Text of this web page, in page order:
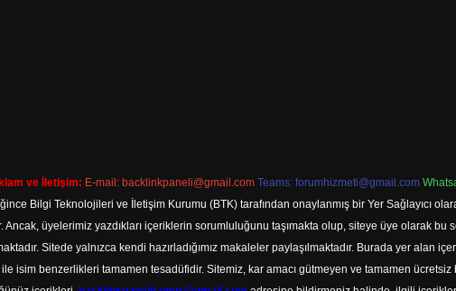
ve İletişim: E-mail: backlinkpaneli@gmail.com Teams: forumhizmeti@gmail.com
Bilgi Teknolojileri ve İletişim Kurumu (BTK) tarafından onaylanmış bir Yer Sağlayıcı
Ancak, üyelerimiz yazdıkları içeriklerin sorumluluğunu taşımakta olup, siteye üye olarak
Sitede yalnızca kendi hazırladığımız makaleler paylaşılmaktadır. Burada yer alan
isim benzerlikleri tamamen tesadüfidir. Sitemiz, kar amacı gütmeyen ve tamamen